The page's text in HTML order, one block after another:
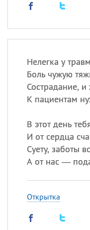
Нелегка у
Боль чужую
Сострадание, и
К пациентам
В этот день
И от сердца
Суету, заботы
А от нас —
Открытка